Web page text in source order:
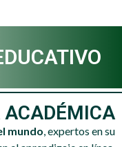
ACADÉMICA
mundo, expertos en su